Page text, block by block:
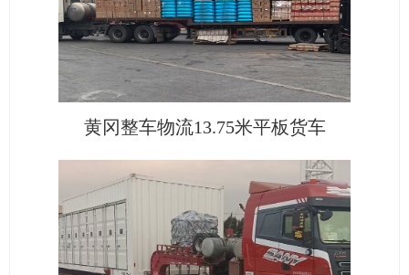
黄冈整车物流13.75米平板货车